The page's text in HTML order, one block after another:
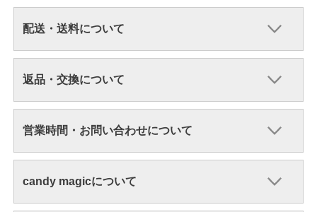
配送・送料について
返品・交換について
営業時間・お問い合わせについて
candy magicについて